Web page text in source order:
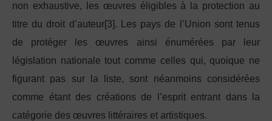
non exhaustive, les œuvres éligibles à la protection au
titre du droit d’auteur[3]. Les pays de l’Union sont tenus
de protéger les œuvres ainsi énumérées par leur
législation nationale tout comme celles qui, quoique ne
figurant pas sur la liste, sont néanmoins considérées
comme étant des créations de l’esprit entrant dans la
catégorie des œuvres littéraires et artistiques.